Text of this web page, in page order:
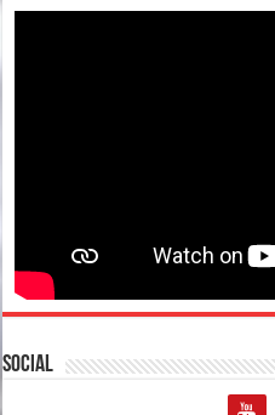
Social